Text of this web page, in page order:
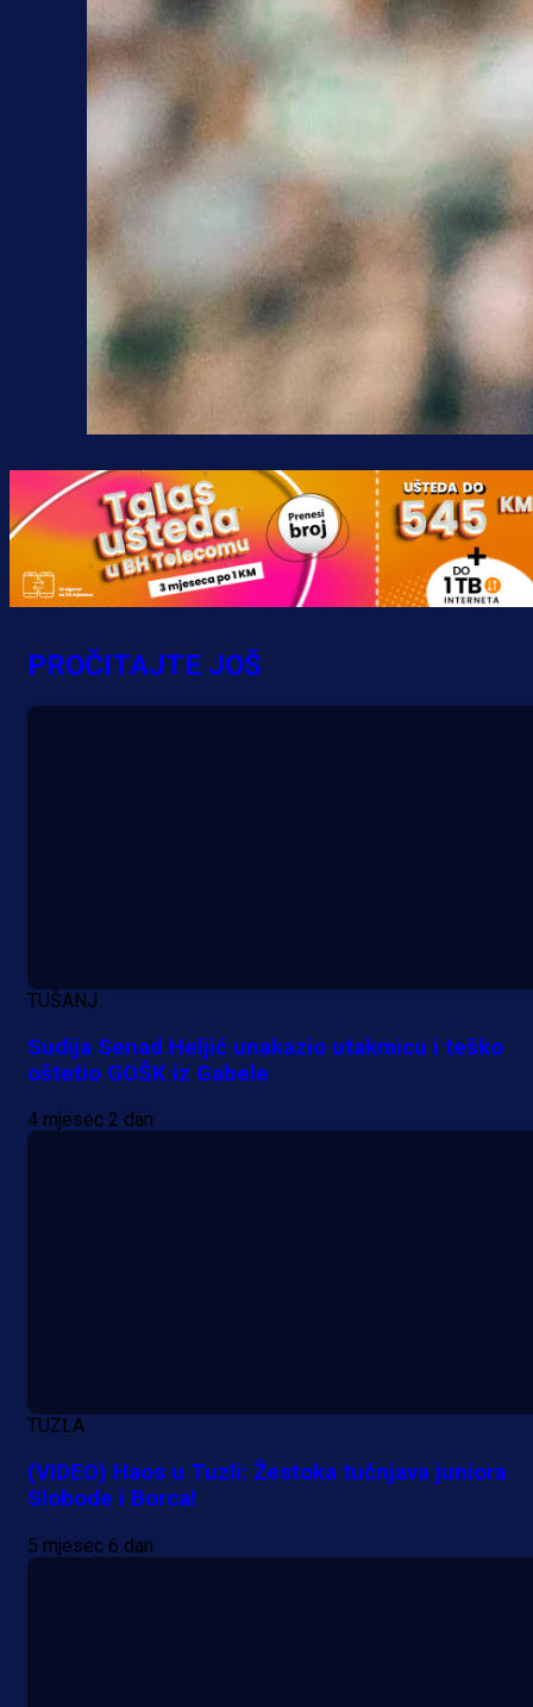
PROČITAJTE JOŠ
TUŠANJ
Sudija Senad Heljić unakazio utakmicu i teško
oštetio GOŠK iz Gabele
4 mjesec 2 dan
TUZLA
(VIDEO) Haos u Tuzli: Žestoka tučnjava juniora
Slobode i Borca!
5 mjesec 6 dan